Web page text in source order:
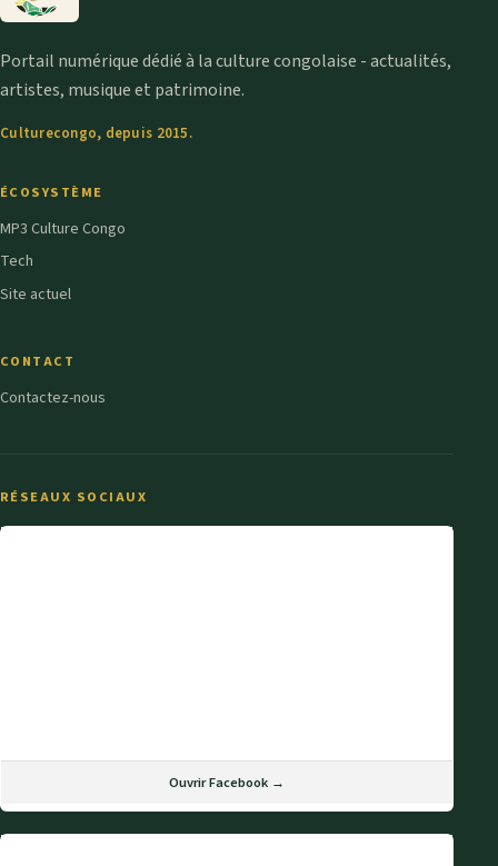
Portail numérique dédié à la culture congolaise - actualités,
artistes, musique et patrimoine.
Culturecongo, depuis 2015.
ÉCOSYSTÈME
MP3 Culture Congo
Tech
Site actuel
CONTACT
Contactez-nous
RÉSEAUX SOCIAUX
Ouvrir Facebook →